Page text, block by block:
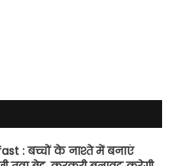
: बच्चों के नाश्ते में बनाएं